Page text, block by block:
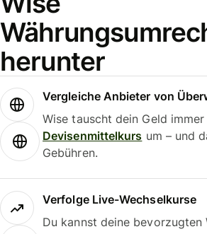
herunter
Vergleiche Anbieter von
Wise tauscht dein Geld immer
Devisenmittelkurs um – und
Gebühren.
Verfolge Live-Wechselkurse
Du kannst deine bevorzugten